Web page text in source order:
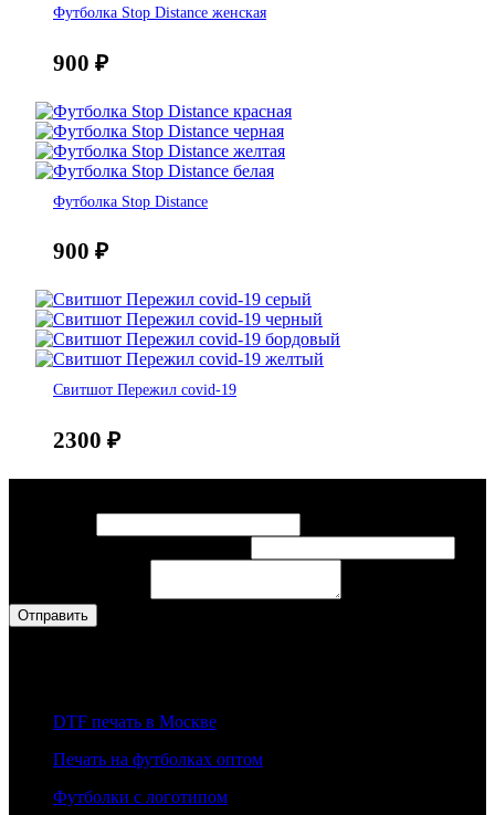
Футболка Stop Distance женская
900 ₽
Футболка Stop Distance
900 ₽
Свитшот Пережил covid-19
2300 ₽
Контактный
Отправить
DTF печать в Москве
Печать на футболках оптом
Футболки с логотипом